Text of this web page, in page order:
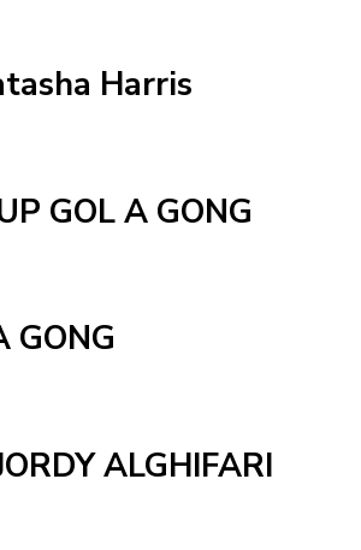
Harris
GOL A GONG
GONG
ALGHIFARI